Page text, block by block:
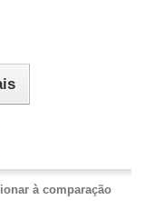
à comparação